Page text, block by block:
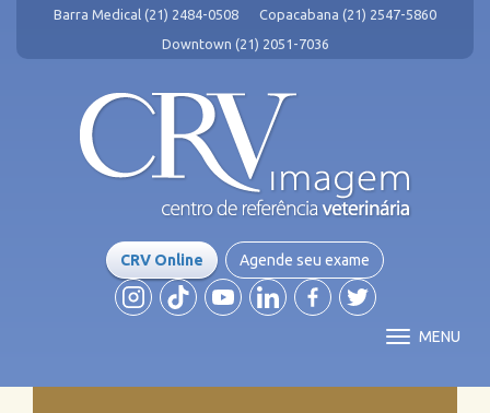
Barra Medical (21) 2484-0508
Copacabana (21) 2547-5860
Downtown (21) 2051-7036
CRV Online Agende seu exame
MENU